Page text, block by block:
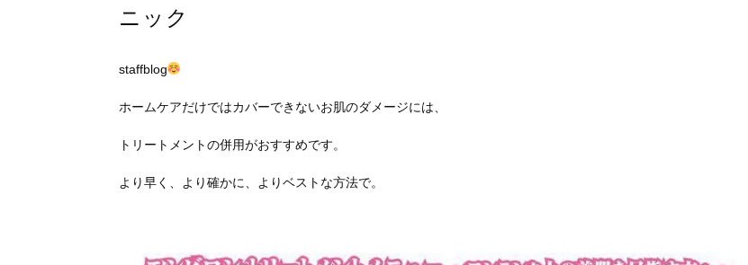
ニック
staffblog
ホームケアだけではカバーできないお肌のダメージには、
トリートメントの併用がおすすめです。
より早く、より確かに、よりベストな方法で。